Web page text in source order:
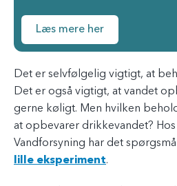
Læs mere her
Det er selvfølgelig vigtigt, at
Det er også vigtigt, at vandet
gerne køligt. Men hvilken
at opbevarer drikkevandet?
Vandforsyning har det
lille eksperiment.